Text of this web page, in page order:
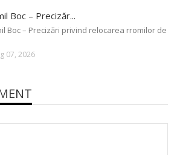
Boc – Precizăr...
Boc – Precizări privind relocarea rromilor de
07, 2026